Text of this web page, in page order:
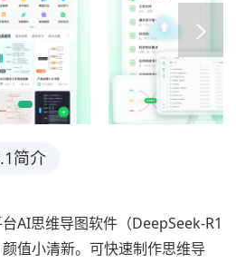
简介
AI思维导图软件（DeepSeek-R1
值小清新。可快速制作思维导